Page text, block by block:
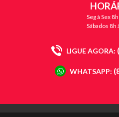
Seg à Sex
Sábados 8h
LIGUE AGORA:
WHATSAPP: